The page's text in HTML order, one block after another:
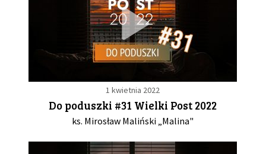
1 kwietnia 2022
Do poduszki #31 Wielki Post 2022
ks. Mirosław Maliński „Malina"